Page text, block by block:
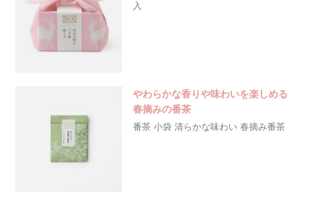
入
やわらかな香りや味わいを楽しめる
春摘みの番茶
番茶 小袋 清らかな味わい 春摘み番茶